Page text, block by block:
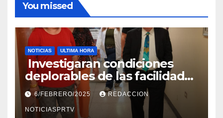
You missed
NOTICIAS ULTIMA HORA
Investigaran condiciones
deplorables de las facilidades
el Departamento de la Salud
en Mayagüez
6/FEBRERO/2025 REDACCION
NOTICIASPRTV